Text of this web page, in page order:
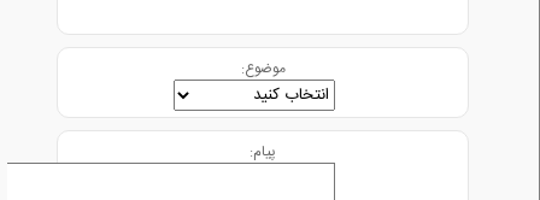
موضوع:
پیام: